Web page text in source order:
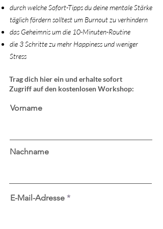
durch welche Sofort-Tipps du deine mentale Stärke
täglich fördern solltest um Burnout zu verhindern
das Geheimnis um die 10-Minuten-Routine
die 3 Schritte zu mehr Happiness und weniger
Stress
Trag dich hier ein und erhalte sofort
Zugriff auf den kostenlosen Workshop:
Vorname
Nachname
E-Mail-Adresse